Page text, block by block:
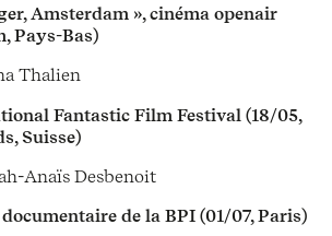
Amsterdam », cinéma openair
Pays-Bas)
Thalien
Fantastic Film Festival (18/05,
Suisse)
Anaïs Desbenoit
de la BPI (01/07, Paris)